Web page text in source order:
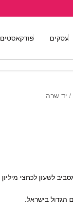
עסקים פודקאסטים
יד שרה
הגדול בישראל.